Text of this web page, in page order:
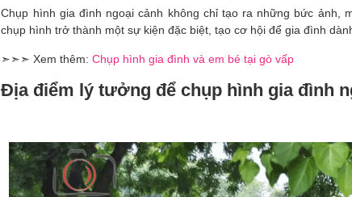
Chụp hình gia đình ngoại cảnh không chỉ tạo ra những bức ảnh,
chụp hình trở thành một sự kiện đặc biệt, tạo cơ hội để gia đình
➣➣➣ Xem thêm:Chụp hình gia đình và em bé tại gò vấp
Địa điểm lý tưởng để chụp hình gia đình